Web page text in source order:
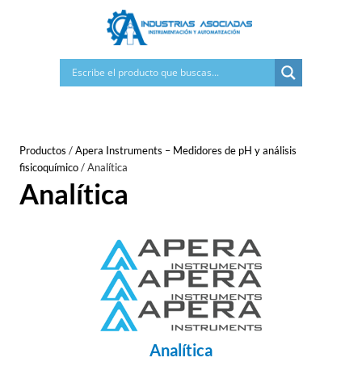
Productos /Apera Instruments – Medidores de pH y análisis
fisicoquímico/Analítica
Analítica
Analítica